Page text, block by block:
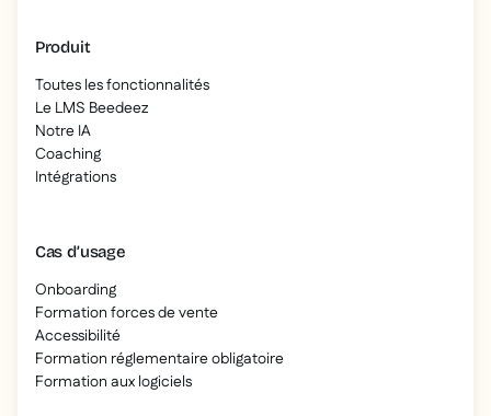
Produit
Toutes les fonctionnalités
Le LMS Beedeez
Notre IA
Coaching
Intégrations
Cas d’usage
Onboarding
Formation forces de vente
Accessibilité
Formation réglementaire obligatoire
Formation aux logiciels